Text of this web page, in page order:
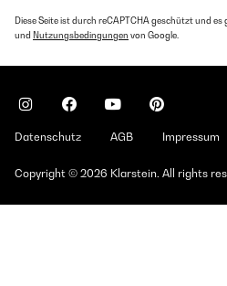
Diese Seite ist durch reCAPTCHA geschützt und es
und Nutzungsbedingungen von Google.
Datenschutz AGB Impressum
Copyright © 2026 Klarstein. All rights